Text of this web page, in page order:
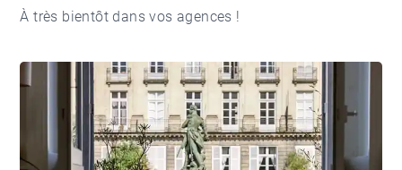
À très bientôt dans vos agences !